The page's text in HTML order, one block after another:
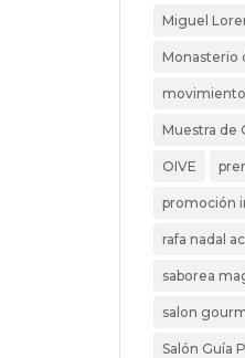
Miguel
Monasterio
Muestra de
OIVE
promoción
rafa nadal
saborea
salon
Salón Guía